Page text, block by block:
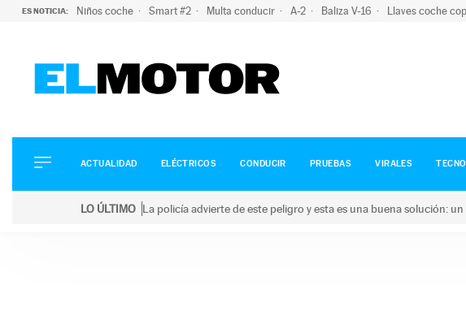
ES NOTICIA: Niños coche Smart #2 Multa conducir A-2 Baliza V-16 Llaves coche
ELÉCTRICOS
CONDUCIR
ACTUALIDAD ELÉCTRICOS CONDUCIR PRUEBAS VIRALES
LO ÚLTIMO La policía advierte de este peligro y esta es una buena solución: